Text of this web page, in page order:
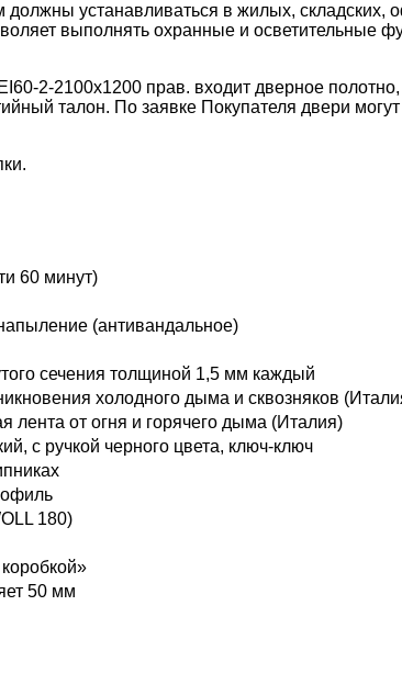
должны устанавливаться в жилых,
выполнять охранные и осветительные
2-2100x1200 прав. входит дверное
талон. По заявке Покупателя двери
60 минут)
(антивандальное)
сечения толщиной 1,5 мм каждый
холодного дыма и сквозняков
лента от огня и горячего дыма (Италия)
с ручкой черного цвета, ключ-ключ
180)
50 мм